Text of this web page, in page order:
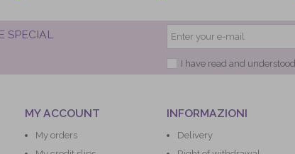
SPECIAL
I have read and understood
MY ACCOUNT
My orders
INFORMAZIONI
Delivery